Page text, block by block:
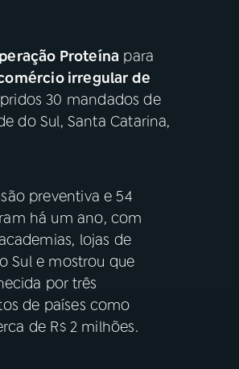
Proteína para
irregular de
30 mandados de
do Sul, Santa Catarina,
preventiva e 54
há um ano, com
lojas de
Sul e mostrou que
por três
de países como
de R$ 2 milhões.